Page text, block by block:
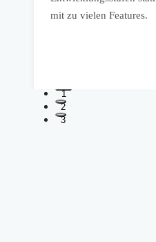
mit zu vielen Features.
1
2
3